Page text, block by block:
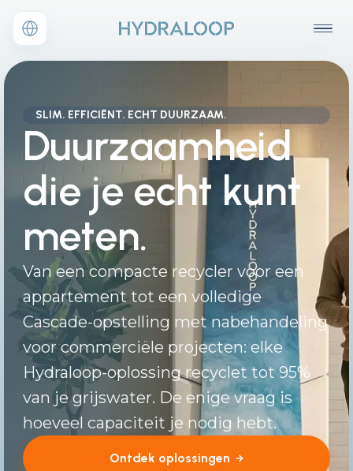
SLIM. EFFICIËNT. ECHT DUURZAAM.
Duurzaamheid
die je echt kunt
meten.
Van een compacte recycler voor een
appartement tot een volledige
Cascade-opstelling met nabehandeling
voor commerciële projecten: elke
Hydraloop-oplossing recyclet tot 95%
van je grijswater. De enige vraag is
hoeveel capaciteit je nodig hebt.
Ontdek oplossingen